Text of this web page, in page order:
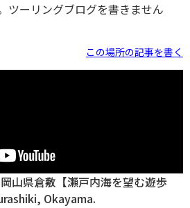
ツーリングブログを書きません
この場所の記事を書く
山県倉敷【瀬戸内海を望む遊歩
Okayama.